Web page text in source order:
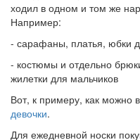
ходил в одном и том же
Например:
- сарафаны, платья, юбки
- костюмы и отдельно
жилетки для мальчиков
Вот, к примеру, как можно
девочки.
Для ежедневной носки